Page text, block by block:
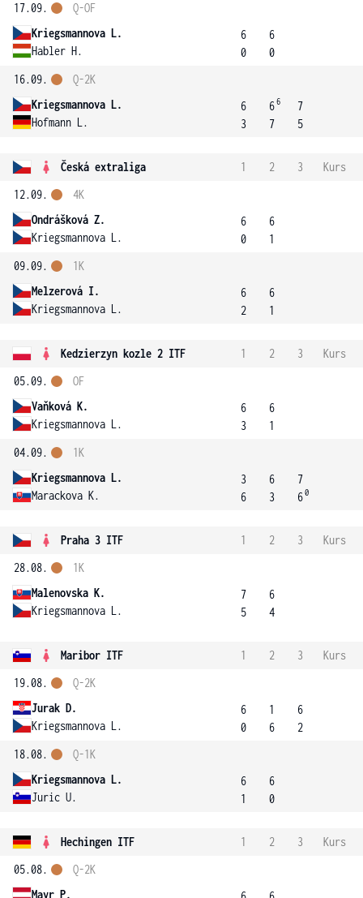
17.09.
Kriegsmannova L.
Habler H.
Q-OF
6
0
6
0
16.09.
Kriegsmannova L.
Hofmann L.
Q-2K
6
3
66
7
7
5
Česká extraliga 1 2 3
Kurs
12.09.
Ondrášková Z.
Kriegsmannova L.
4K
6
0
6
1
09.09.
Melzerová I.
Kriegsmannova L.
1K
6
2
6
1
Kedzierzyn kozle 2 ITF 1 2 3
Kurs
05.09.
Vaňková K.
Kriegsmannova L.
OF
6
3
6
1
04.09.
Kriegsmannova L.
Marackova K.
1K
3
6
6
3
7
60
Praha 3 ITF 1 2 3
Kurs
28.08.
Malenovska K.
Kriegsmannova L.
1K
7
5
6
4
Maribor ITF 1 2 3
Kurs
19.08.
Jurak D.
Kriegsmannova L.
Q-2K
6
0
1
6
6
2
18.08.
Kriegsmannova L.
Juric U.
Q-1K
6
1
6
0
Hechingen ITF 1 2 3
Kurs
05.08.
Mayr P.
Q-2K